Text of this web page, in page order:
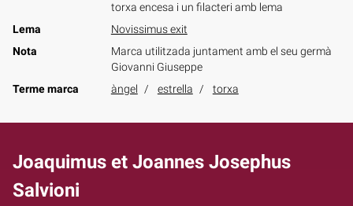
torxa encesa i un filacteri amb lema
Lema
Novissimus exit
Nota
Marca utilitzada juntament amb el seu germà
Giovanni Giuseppe
Terme marca
àngel estrella torxa
Joaquimus et Joannes Josephus
Salvioni